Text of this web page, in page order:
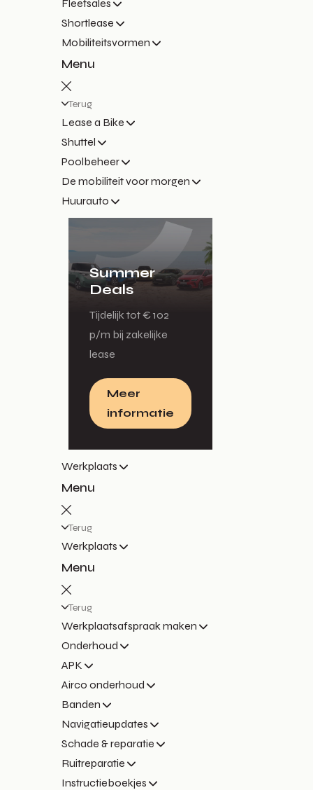
Fleetsales
Shortlease
Mobiliteitsvormen
Menu
Terug
Lease a Bike
Shuttel
Poolbeheer
De mobiliteit voor morgen
Huurauto
Summer
Deals
Tijdelijk tot € 102
p/m bij zakelijke
lease
Meer
informatie
Werkplaats
Menu
Terug
Werkplaats
Menu
Terug
Werkplaatsafspraak maken
Onderhoud
APK
Airco onderhoud
Banden
Navigatieupdates
Schade & reparatie
Ruitreparatie
Instructieboekjes